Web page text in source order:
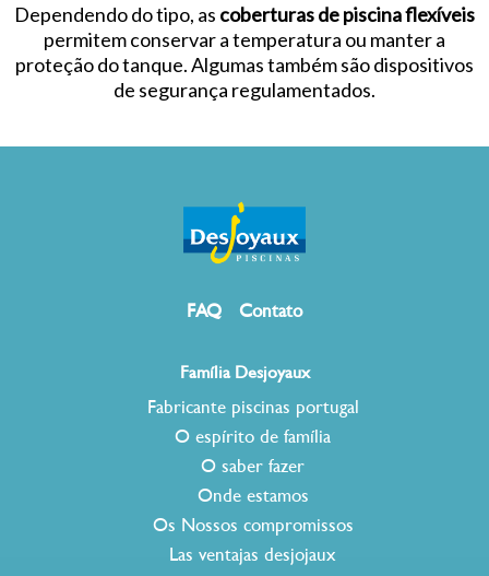
Dependendo do tipo, as coberturas de piscina flexíveis
permitem conservar a temperatura ou manter a
proteção do tanque. Algumas também são dispositivos
de segurança regulamentados.
FAQ Contato
Família Desjoyaux
Fabricante piscinas portugal
O espírito de família
O saber fazer
Onde estamos
Os Nossos compromissos
Las ventajas desjojaux